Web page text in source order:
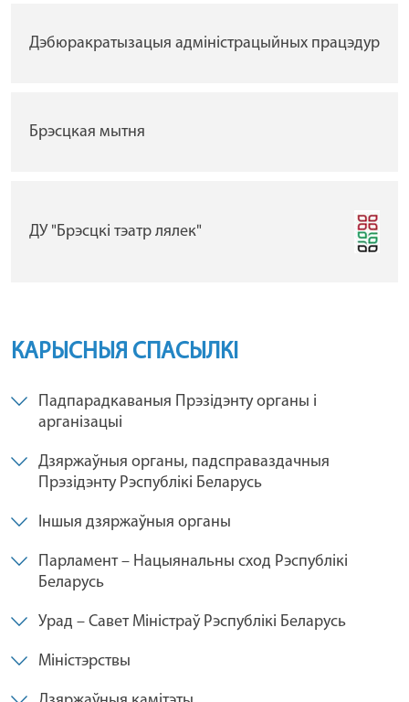
Дэбюракратызацыя адміністрацыйных працэдур
Брэсцкая мытня
ДУ "Брэсцкі тэатр лялек"
КАРЫСНЫЯ СПАСЫЛКІ
Падпарадкаваныя Прэзідэнту органы і
арганізацыі
Дзяржаўныя органы, падсправаздачныя
Прэзідэнту Рэспублікі Беларусь
Іншыя дзяржаўныя органы
Парламент – Нацыянальны сход Рэспублікі
Беларусь
Урад – Савет Міністраў Рэспублікі Беларусь
Міністэрствы